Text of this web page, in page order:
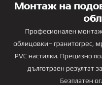
Монтаж на
Професионален монтаж
облицовки– гранитогрес,
PVC настилки. Прецизно
дълготраен резултат
Безплатен